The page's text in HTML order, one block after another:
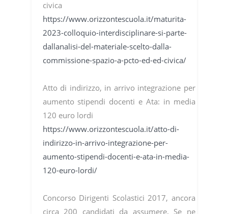
civica
https://www.orizzontescuola.it/maturita-
2023-colloquio-interdisciplinare-si-parte-
dallanalisi-del-materiale-scelto-dalla-
commissione-spazio-a-pcto-ed-ed-civica/
Atto di indirizzo, in arrivo integrazione per
aumento stipendi docenti e Ata: in media
120 euro lordi
https://www.orizzontescuola.it/atto-di-
indirizzo-in-arrivo-integrazione-per-
aumento-stipendi-docenti-e-ata-in-media-
120-euro-lordi/
Concorso Dirigenti Scolastici 2017, ancora
circa 200 candidati da assumere. Se ne